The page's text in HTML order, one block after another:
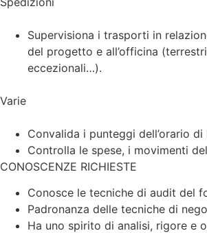
Supervisiona i trasporti in
del progetto e all’officina
eccezionali…).
Varie
Convalida i punteggi dell’orario
Controlla le spese, i movimenti
CONOSCENZE RICHIESTE
Conosce le tecniche di audit del
Padronanza delle tecniche di
Ha uno spirito di analisi, rigore e